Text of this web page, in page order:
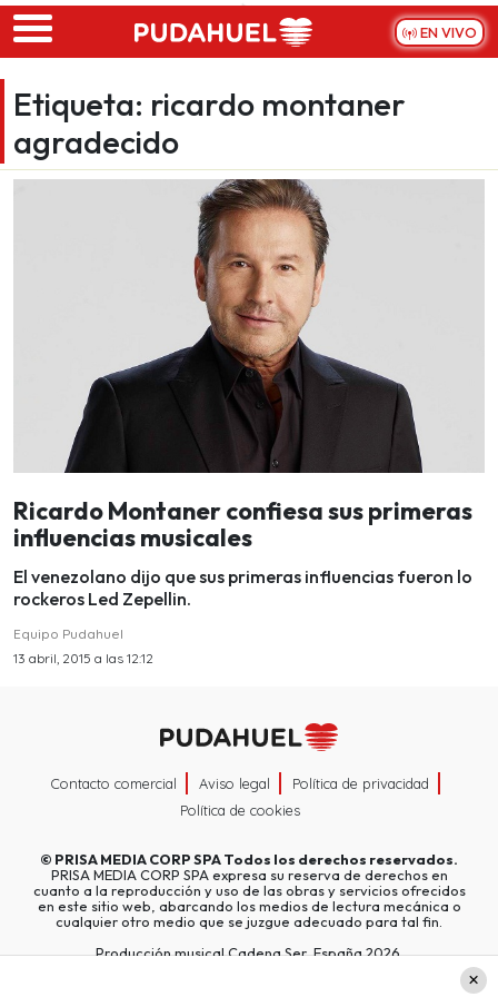
Skip to main content
EN VIVO
Etiqueta: ricardo montaner
agradecido
Ricardo Montaner confiesa sus primeras
influencias musicales
El venezolano dijo que sus primeras influencias fueron lo
rockeros Led Zepellin.
Equipo Pudahuel
13 abril, 2015 a las 12:12
Contacto comercial Aviso legal
Política de privacidad
Política de cookies
© PRISA MEDIA CORP SPATodos los derechos reservados.
PRISA MEDIA CORP SPA expresa su reserva de derechos en
cuanto a la reproducción y uso de las obras y servicios ofrecidos
en este sitio web, abarcando los medios de lectura mecánica o
cualquier otro medio que se juzgue adecuado para tal fin.
Producción musical Cadena Ser, España 2026.